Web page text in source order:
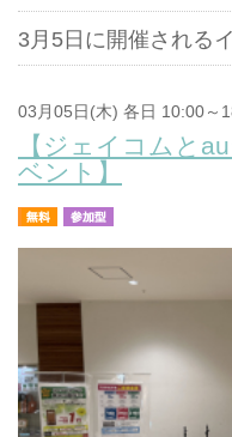
3月5日に開催される
03月05日(木) 各日 10:00～
【ジェイコムと
ベント】